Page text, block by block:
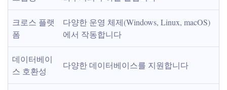
크로스 플랫
폼
다양한 운영 체제(Windows, Linux, macOS)
에서 작동합니다
데이터베이
스 호환성
다양한 데이터베이스를 지원합니다